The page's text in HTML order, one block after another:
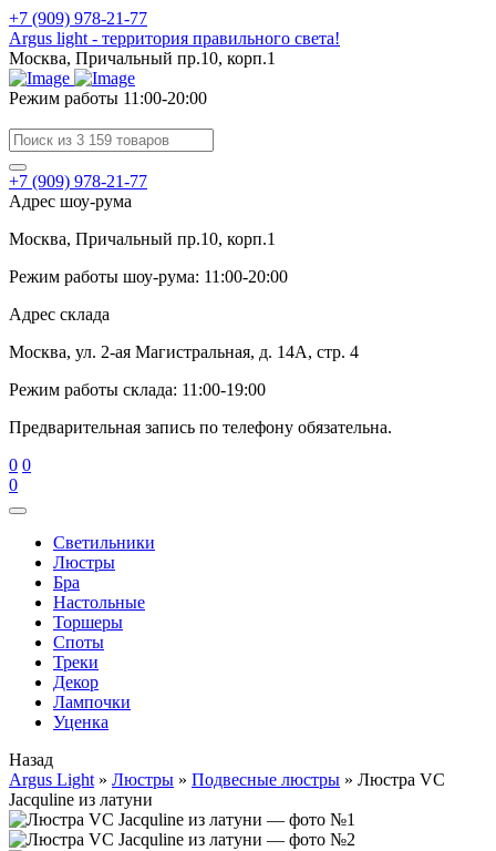
+7 (909) 978-21-77
Argus light - территория правильного света!
Москва, Причальный пр.10, корп.1
Режим работы 11:00-20:00
+7 (909) 978-21-77
Адрес шоу-рума
Москва, Причальный пр.10, корп.1
Режим работы шоу-рума: 11:00-20:00
Адрес склада
Москва, ул. 2-ая Магистральная, д. 14А, стр. 4
Режим работы склада: 11:00-19:00
Предварительная запись по телефону обязательна.
0 0
0
Cветильники
Люстры
Бра
Настольные
Торшеры
Споты
Треки
Декор
Лампочки
Уценка
Назад
Argus Light » Люстры » Подвесные люстры » Люстра VC
Jacquline из латуни